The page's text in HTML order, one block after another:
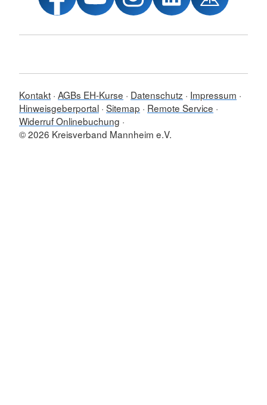
Kontakt AGBs EH-Kurse Datenschutz
Impressum
Hinweisgeberportal Sitemap
Remote Service
Widerruf Onlinebuchung
© 2026 Kreisverband Mannheim e.V.